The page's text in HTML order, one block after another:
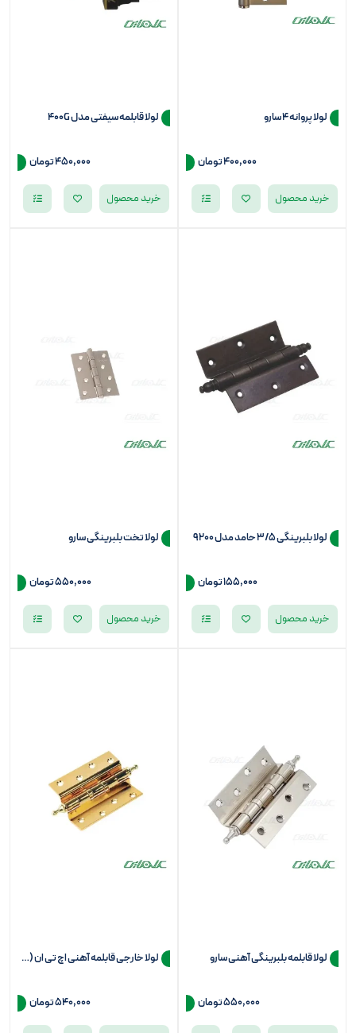
لولا پروانه ۴ سارو
400,000 تومان
خرید محصول
لولا قابلمه سیفتی مدل 400G
450,000 تومان
خرید محصول
لولا بلبرینگی 3/5 حامد مدل 9200
155,000 تومان
خرید محصول
لولا تخت بلبرینگی سارو
550,000 تومان
خرید محصول
لولا قابلمه بلبرینگی آهنی سارو
550,000 تومان
لولا خارجی قابلمه آهنی اچ تی ان (HTN)
540,000 تومان